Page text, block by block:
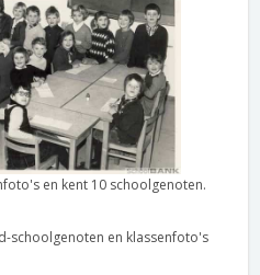
en kent 10 schoolgenoten.
schoolgenoten en klassenfoto's